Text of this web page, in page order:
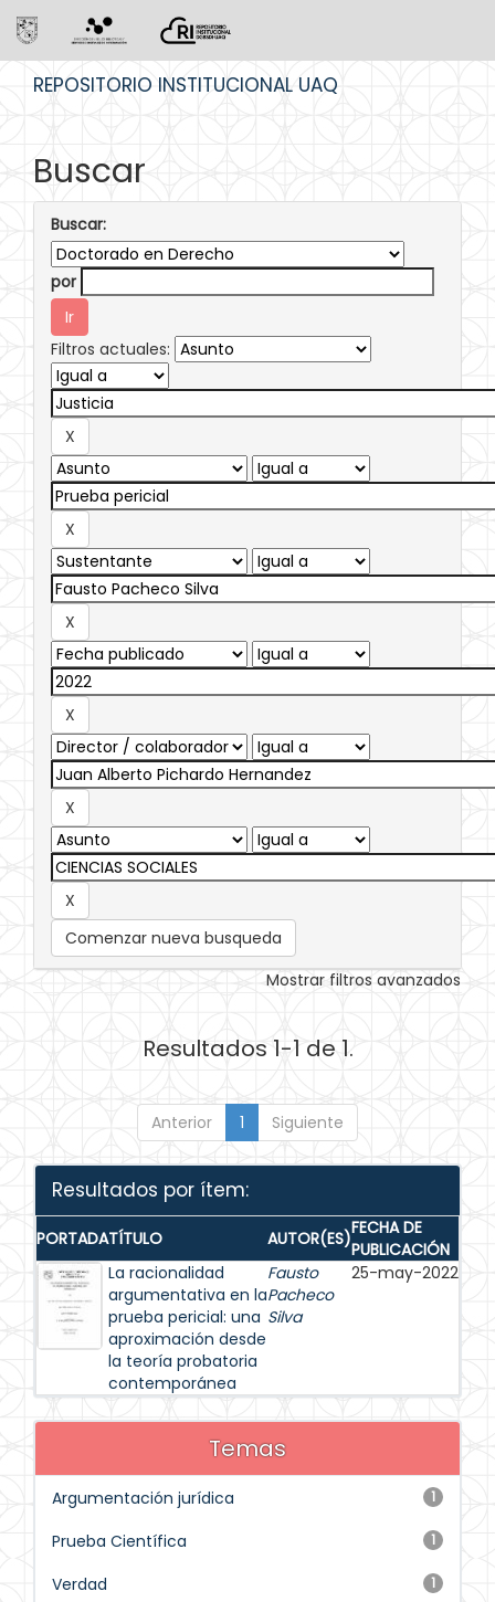
REPOSITORIO INSTITUCIONAL UAQ
Buscar
Buscar:
por
Filtros actuales:
Comenzar nueva busqueda
Mostrar filtros avanzados
Resultados 1-1 de 1.
Anterior 1 Siguiente
Resultados por ítem:
PORTADATÍTULO AUTOR(ES)FECHA DE
PUBLICACIÓN
La racionalidad
argumentativa en la
prueba pericial: una
aproximación desde
la teoría probatoria
contemporánea
Fausto
Pacheco
Silva
25-may-2022
Temas
1
Argumentación jurídica
1
Prueba Científica
1
Verdad